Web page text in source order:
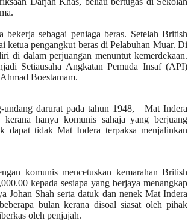
sebagai peniaga beras. Setelah British
ketua pengangkut beras di Pelabuhan Muar. Di
di dalam perjuangan menuntut kemerdekaan.
Setiausaha Angkatan Pemuda Insaf (API)
Boestamam.
undang darurat pada tahun 1948, Mat Indera
hanya komunis sahaja yang berjuang
dapat tidak Mat Indera terpaksa menjalinkan
komunis mencetuskan kemarahan British
kepada sesiapa yang berjaya menangkap
Johan Shah serta datuk dan nenek Mat Indera
bulan kerana disoal siasat oleh pihak
oleh penjajah.